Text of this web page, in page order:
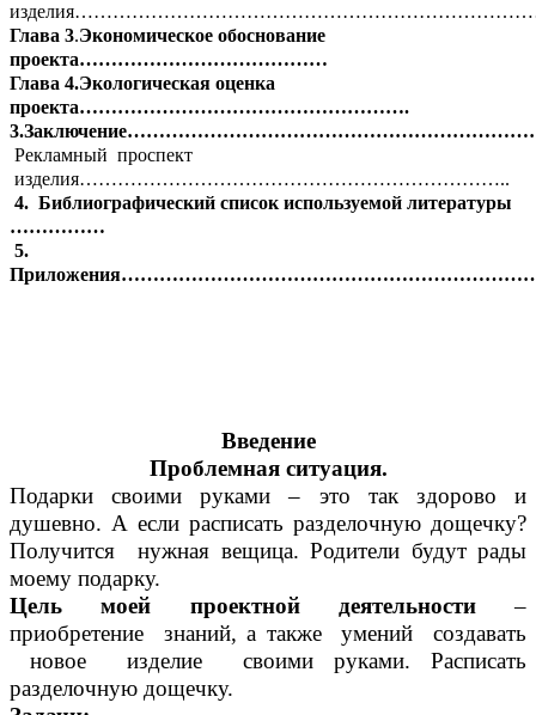
Глава 3.Экономическое обоснование
проекта…………………………………
Глава 4.Экологическая оценка
проекта…………………………………………….
Рекламный проспект
изделия…………………………………………………………..
4. Библиографический список используемой литературы
……………
5.
Введение
Проблемная ситуация.
Подарки своими руками – это так здорово и
душевно. А если расписать разделочную дощечку?
Получится нужная вещица. Родители будут рады
моему подарку.
Цель моей проектной деятельности–
приобретение знаний, а также умений создавать
новое изделие
своими руками. Расписать
разделочную дощечку.